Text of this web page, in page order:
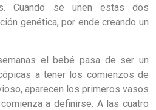
Cuando se unen estas dos
genética, por ende creando un
el bebé pasa de ser un
a tener los comienzos de
aparecen los primeros vasos
a definirse. A las cuatro